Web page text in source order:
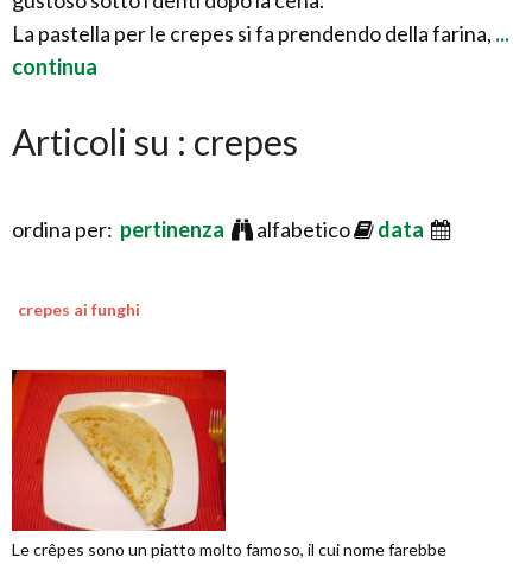
La pastella per le crepes si fa prendendo della farina, ...
continua
Articoli su : crepes
ordina per: pertinenza alfabetico data
crepes ai funghi
Le crêpes sono un piatto molto famoso, il cui nome farebbe